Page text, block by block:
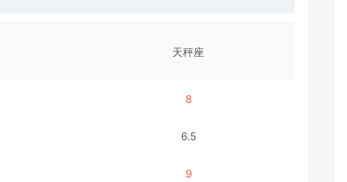
天秤座
8
6.5
9